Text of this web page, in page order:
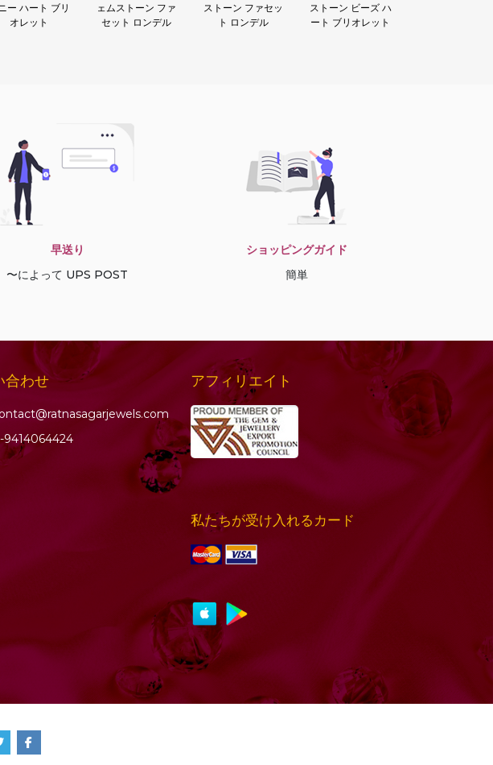
ー ハート ブリ
オレット
ェムストーン ファ
セット ロンデル
ストーン ファセッ
ト ロンデル
ストーン ビーズ ハ
ート ブリオレット
早送り
〜によって UPS POST
ショッピングガイド
簡単
合わせ
9414064424
アフィリエイト
私たちが受け入れるカード